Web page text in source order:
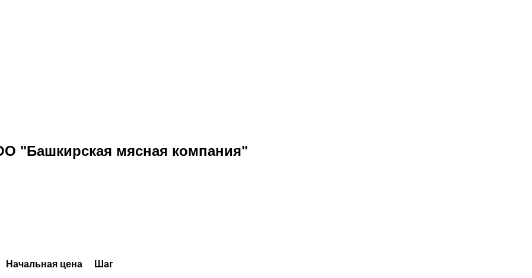
"Башкирская мясная компания"
Начальная цена Шаг